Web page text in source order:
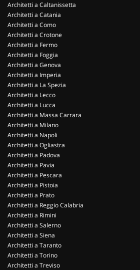
Architetti a Caltanissetta
Architetti a Catania
Architetti a Como
Architetti a Crotone
Architetti a Fermo
Architetti a Foggia
Architetti a Genova
Architetti a Imperia
Architetti a La Spezia
Architetti a Lecco
Architetti a Lucca
Architetti a Massa Carrara
Architetti a Milano
Architetti a Napoli
Architetti a Ogliastra
Architetti a Padova
Architetti a Pavia
Architetti a Pescara
Architetti a Pistoia
Architetti a Prato
Architetti a Reggio Calabria
Architetti a Rimini
Architetti a Salerno
Architetti a Siena
Architetti a Taranto
Architetti a Torino
Architetti a Treviso